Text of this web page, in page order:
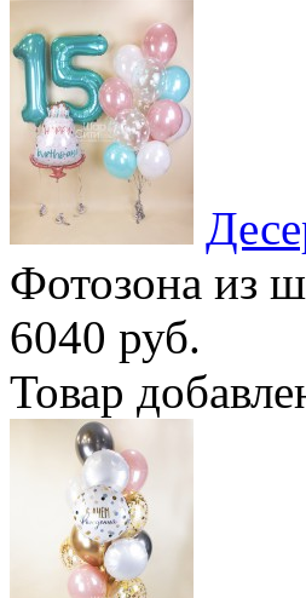
Фотозона из
6040 руб.
Товар